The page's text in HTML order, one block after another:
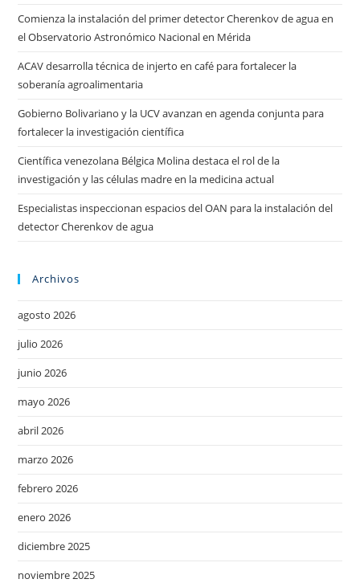
Comienza la instalación del primer detector Cherenkov de agua en
el Observatorio Astronómico Nacional en Mérida
ACAV desarrolla técnica de injerto en café para fortalecer la
soberanía agroalimentaria
Gobierno Bolivariano y la UCV avanzan en agenda conjunta para
fortalecer la investigación científica
Científica venezolana Bélgica Molina destaca el rol de la
investigación y las células madre en la medicina actual
Especialistas inspeccionan espacios del OAN para la instalación del
detector Cherenkov de agua
Archivos
agosto 2026
julio 2026
junio 2026
mayo 2026
abril 2026
marzo 2026
febrero 2026
enero 2026
diciembre 2025
noviembre 2025